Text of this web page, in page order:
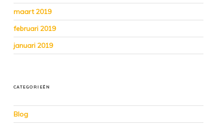
maart 2019
februari 2019
januari 2019
CATEGORIEËN
Blog